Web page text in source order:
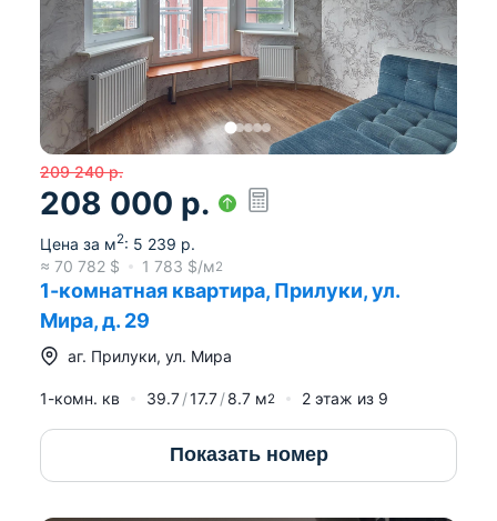
209 240 р.
208 000 р.
Цена за м2: 5 239 р.
≈ 70 782 $ 1 783 $/м2
1-комнатная квартира, Прилуки, ул.
Мира, д. 29
аг. Прилуки, ул. Мира
1-комн. кв 39.7 17.7 8.7 м2 2 этаж из 9
Показать номер